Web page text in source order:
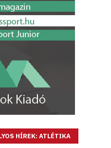
HÍREK: ATLÉTIKA